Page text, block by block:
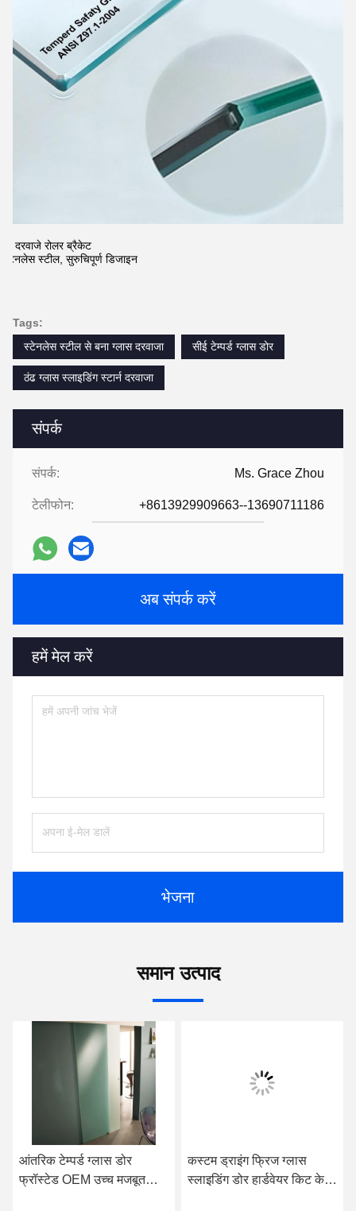
संपर्क
संपर्क: Ms. Grace Zhou
टेलीफोन: +8613929909663--13690711186
अब संपर्क करें
हमें मेल करें
भेजना
2. दरवाजे रोलर ब्रैकेट
स्टेनलेस स्टील, सुरुचिपूर्ण डिजाइन
Tags:
स्टेनलेस स्टील से बना ग्लास दरवाजा
सीई टेम्पर्ड ग्लास डोर
ठंढ ग्लास स्लाइडिंग स्टार्न दरवाजा
समान उत्पाद
आंतरिक टेम्पर्ड ग्लास डोर
फ्रॉस्टेड OEM उच्च मजबूत
कस्टम ड्राइंग फ्रिज ग्लास
स्लाइडिंग डोर हार्डवेयर किट के